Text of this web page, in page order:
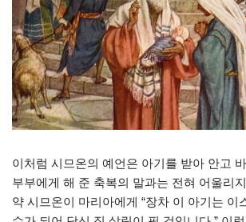
이처럼 시므온의 예언은 아기를 받아 안고
부부에게 해 준 축복의 말과는 전혀 어울리
약 시므온이 마리아에게 “장차 이 아기는 이